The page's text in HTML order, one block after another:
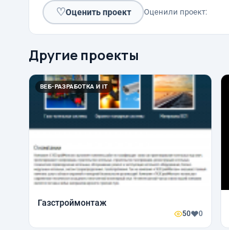
♡Оценить проект Оценили проект:
Другие проекты
ВЕБ-РАЗРАБОТКА И IT
Газстроймонтаж
50 0